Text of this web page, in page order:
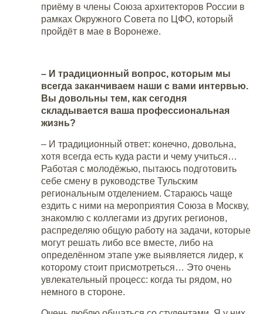
приёму в члены Союза архитекторов России в
рамках Окружного Совета по ЦФО, который
пройдёт в мае в Воронеже.
– И традиционный вопрос, которым мы
всегда заканчиваем наши с вами интервью.
Вы довольны тем, как сегодня
складывается ваша профессиональная
жизнь?
– И традиционный ответ: конечно, довольна,
хотя всегда есть куда расти и чему учиться…
Работая с молодёжью, пытаюсь подготовить
себе смену в руководстве Тульским
региональным отделением. Стараюсь чаще
ездить с ними на мероприятия Союза в Москву,
знакомлю с коллегами из других регионов,
распределяю общую работу на задачи, которые
могут решать либо все вместе, либо на
определённом этапе уже выявляется лидер, к
которому стоит присмотреться… Это очень
увлекательный процесс: когда ты рядом, но
немного в стороне.